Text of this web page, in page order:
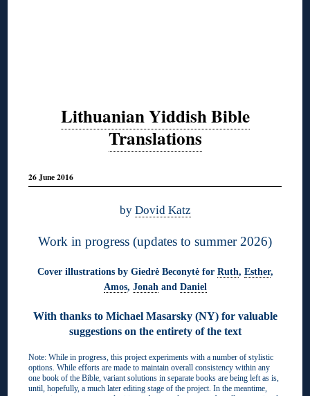
Lithuanian Yiddish Bible
Translations
26 June 2016
by Dovid Katz
Work in progress (updates to summer 2026)
Cover illustrations by Giedrė Beconytė for Ruth, Esther,
Amos, Jonahand Daniel
With thanks to Michael Masarsky (NY) for valuable
suggestions on the entirety of the text
Note: While in progress, this project experiments with a number of stylistic
options. While efforts are made to maintain overall consistency within any
one book of the Bible, variant solutions in separate books are being left as is,
until, hopefully, a much later editing stage of the project. In the meantime,